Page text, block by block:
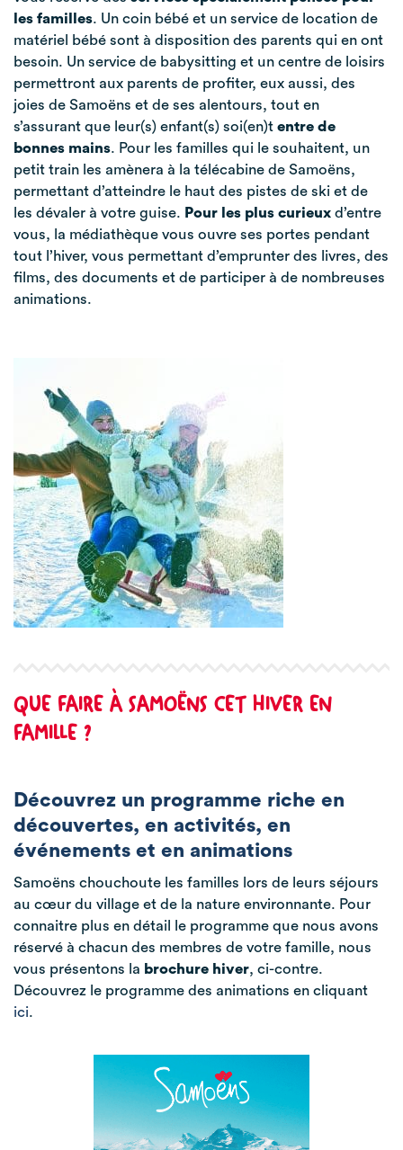
les familles. Un coin bébé et un service de location de
matériel bébé sont à disposition des parents qui en ont
besoin. Un service de babysitting et un centre de loisirs
permettront aux parents de profiter, eux aussi, des
joies de Samoëns et de ses alentours, tout en
s’assurant que leur(s) enfant(s) soi(en)t entre de
bonnes mains. Pour les familles qui le souhaitent, un
petit train les amènera à la télécabine de Samoëns,
permettant d’atteindre le haut des pistes de ski et de
les dévaler à votre guise. Pour les plus curieux d’entre
vous, la médiathèque vous ouvre ses portes pendant
tout l’hiver, vous permettant d’emprunter des livres, des
films, des documents et de participer à de nombreuses
animations.
QUE FAIRE À SAMOËNS CET HIVER EN
FAMILLE ?
Découvrez un programme riche en
découvertes, en activités, en
événements et en animations
Samoëns chouchoute les familles lors de leurs séjours
au cœur du village et de la nature environnante. Pour
connaitre plus en détail le programme que nous avons
réservé à chacun des membres de votre famille, nous
vous présentons la brochure hiver, ci-contre.
Découvrez le programme des animations en cliquant
ici.